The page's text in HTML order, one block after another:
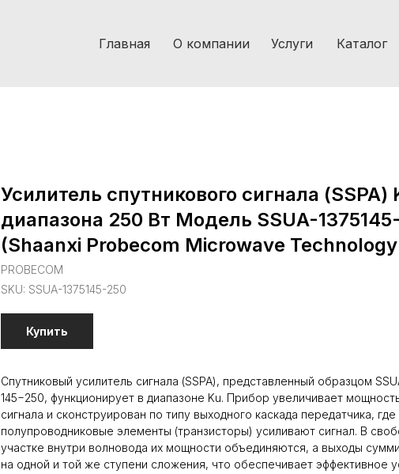
Главная О компании Услуги Каталог
Усилитель спутникового сигнала (SSPA)
диапазона 250 Вт Модель SSUA-
(Shaanxi Probecom Microwave
PROBECOM
SKU: SSUA-1375145-250
Купить
Спутниковый усилитель сигнала (SSPA), представленный образцом
145−250, функционирует в диапазоне Ku. Прибор увеличивает
сигнала и сконструирован по типу выходного каскада передатчика, где
полупроводниковые элементы (транзисторы) усиливают сигнал. В
участке внутри волновода их мощности объединяются, а выходы
на одной и той же ступени сложения, что обеспечивает эффективное